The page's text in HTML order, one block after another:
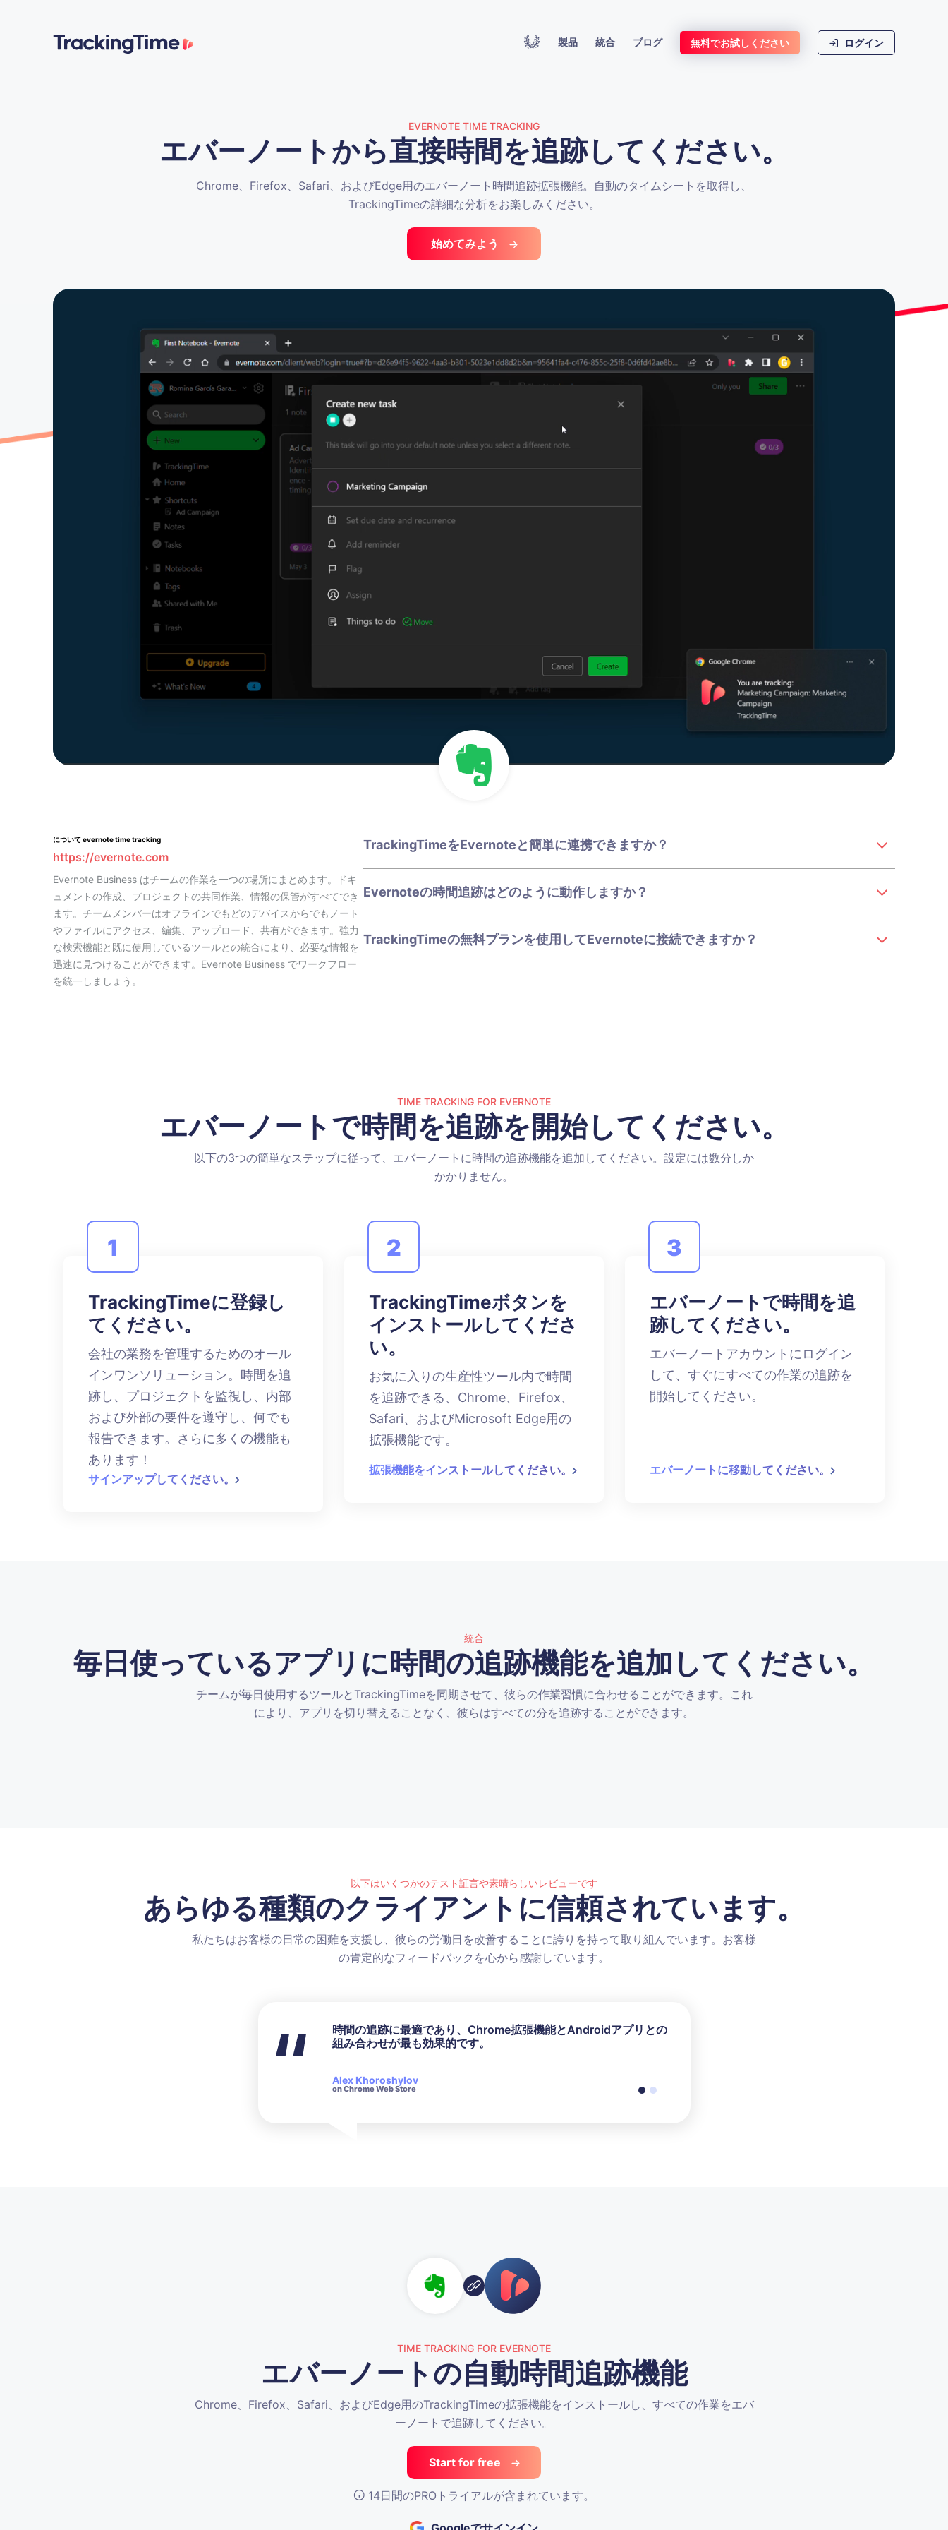
製品 統合 ブログ 無料でお試しください ログイン
EVERNOTE TIME TRACKING
エバーノートから直接時間を追跡してください。
Chrome、Firefox、Safari、およびEdge用のエバーノート時間追跡拡張機能。自動のタイムシートを取得し、
TrackingTimeの詳細な分析をお楽しみください。
始めてみよう
について evernote time tracking
https://evernote.com
Evernote Business はチームの作業を一つの場所にまとめます。ドキ
ュメントの作成、プロジェクトの共同作業、情報の保管がすべてでき
ます。チームメンバーはオフラインでもどのデバイスからでもノート
やファイルにアクセス、編集、アップロード、共有ができます。強力
な検索機能と既に使用しているツールとの統合により、必要な情報を
迅速に見つけることができます。Evernote Business でワークフロー
を統一しましょう。
TrackingTimeをEvernoteと簡単に連携できますか？
Evernoteの時間追跡はどのように動作しますか？
TrackingTimeの無料プランを使用してEvernoteに接続できますか？
TIME TRACKING FOR EVERNOTE
エバーノートで時間を追跡を開始してください。
以下の3つの簡単なステップに従って、エバーノートに時間の追跡機能を追加してください。設定には数分しか
かかりません。
1
TrackingTimeに登録し
てください。
会社の業務を管理するためのオール
インワンソリューション。時間を追
跡し、プロジェクトを監視し、内部
および外部の要件を遵守し、何でも
報告できます。さらに多くの機能も
あります！
サインアップしてください。
2
TrackingTimeボタンを
インストールしてくださ
い。
お気に入りの生産性ツール内で時間
を追跡できる、Chrome、Firefox、
Safari、およびMicrosoft Edge用の
拡張機能です。
拡張機能をインストールしてください。
3
エバーノートで時間を追
跡してください。
エバーノートアカウントにログイン
して、すぐにすべての作業の追跡を
開始してください。
エバーノートに移動してください。
統合
毎日使っているアプリに時間の追跡機能を追加してください。
チームが毎日使用するツールとTrackingTimeを同期させて、彼らの作業習慣に合わせることができます。これ
により、アプリを切り替えることなく、彼らはすべての分を追跡することができます。
以下はいくつかのテスト証言や素晴らしいレビューです
あらゆる種類のクライアントに信頼されています。
私たちはお客様の日常の困難を支援し、彼らの労働日を改善することに誇りを持って取り組んでいます。お客様
の肯定的なフィードバックを心から感謝しています。
時間の追跡に最適であり、Chrome拡張機能とAndroidアプリとの
組み合わせが最も効果的です。
Alex Khoroshylov
on Chrome Web Store
私はすべての利用可能な機能を使用していませんが、私のニーズに
は完璧に対応していました。彼らのカスタマーサービスは問い合わ
Salvador Carranza
on Chrome Web Store
TIME TRACKING FOR EVERNOTE
エバーノートの自動時間追跡機能
Chrome、Firefox、Safari、およびEdge用のTrackingTimeの拡張機能をインストールし、すべての作業をエバ
ーノートで追跡してください。
Start for free
14日間のPROトライアルが含まれています。